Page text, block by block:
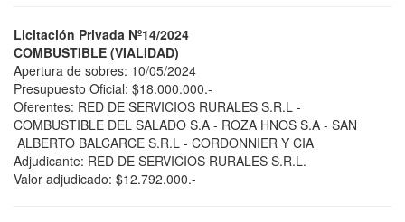
Licitación Privada Nº14/2024
COMBUSTIBLE (VIALIDAD)
Apertura de sobres: 10/05/2024
Presupuesto Oficial: $18.000.000.-
Oferentes: RED DE SERVICIOS RURALES S.R.L -
COMBUSTIBLE DEL SALADO S.A - ROZA HNOS S.A - SAN
ALBERTO BALCARCE S.R.L - CORDONNIER Y CIA
Adjudicante: RED DE SERVICIOS RURALES S.R.L.
Valor adjudicado: $12.792.000.-